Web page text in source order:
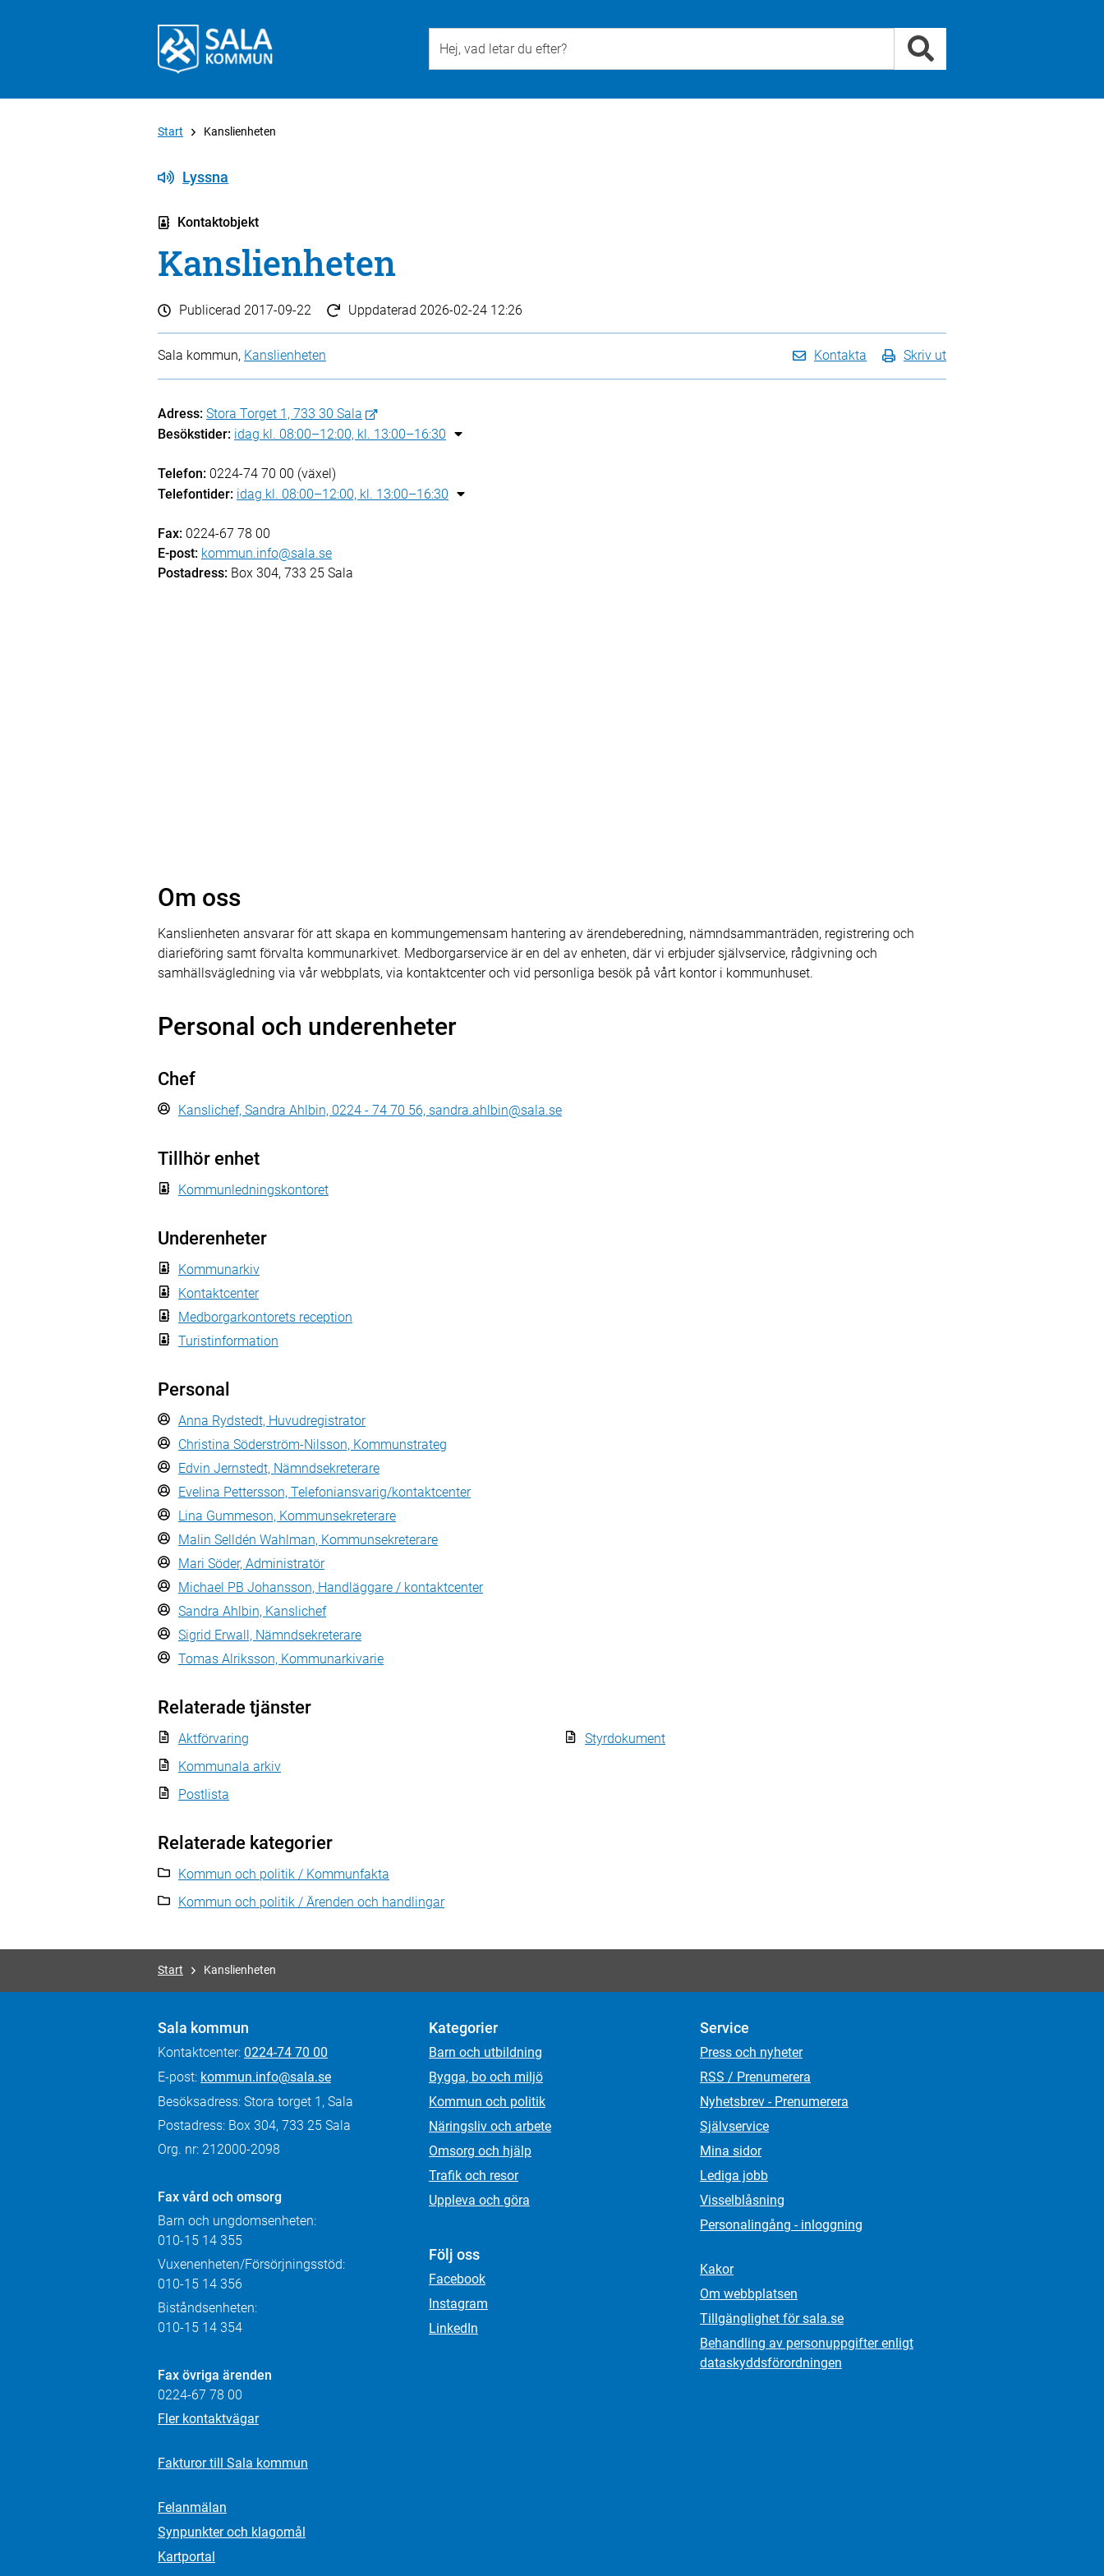
Start Kanslienheten
Lyssna
Kontaktobjekt
Kanslienheten
Publicerad 2017-09-22 Uppdaterad 2026-02-24 12:26
Sala kommun, Kanslienheten Kontakta Skriv ut
Adress: Stora Torget 1, 733 30 Sala
Besökstider: idag kl. 08:00–12:00, kl. 13:00–16:30
Telefon: 0224-74 70 00 (växel)
Telefontider: idag kl. 08:00–12:00, kl. 13:00–16:30
Fax: 0224-67 78 00
E-post: kommun.info@sala.se
Postadress: Box 304, 733 25 Sala
Om oss
Kanslienheten ansvarar för att skapa en kommungemensam hantering av ärendeberedning, nämndsammanträden, registrering och
diarieföring samt förvalta kommunarkivet. Medborgarservice är en del av enheten, där vi erbjuder självservice, rådgivning och
samhällsvägledning via vår webbplats, via kontaktcenter och vid personliga besök på vårt kontor i kommunhuset.
Personal och underenheter
Chef
Kanslichef, Sandra Ahlbin, 0224 - 74 70 56, sandra.ahlbin@sala.se
Tillhör enhet
Kommunledningskontoret
Underenheter
Kommunarkiv
Kontaktcenter
Medborgarkontorets reception
Turistinformation
Personal
Anna Rydstedt, Huvudregistrator
Christina Söderström-Nilsson, Kommunstrateg
Edvin Jernstedt, Nämndsekreterare
Evelina Pettersson, Telefoniansvarig/kontaktcenter
Lina Gummeson, Kommunsekreterare
Malin Selldén Wahlman, Kommunsekreterare
Mari Söder, Administratör
Michael PB Johansson, Handläggare / kontaktcenter
Sandra Ahlbin, Kanslichef
Sigrid Erwall, Nämndsekreterare
Tomas Alriksson, Kommunarkivarie
Relaterade tjänster
Aktförvaring
Kommunala arkiv
Postlista
Styrdokument
Relaterade kategorier
Kommun och politik / Kommunfakta
Kommun och politik / Ärenden och handlingar
Start Kanslienheten
Sala kommun
Kontaktcenter: 0224-74 70 00
E-post: kommun.info@sala.se
Besöksadress: Stora torget 1, Sala
Postadress: Box 304, 733 25 Sala
Org. nr: 212000-2098
Fax vård och omsorg
Barn och ungdomsenheten:
010-15 14 355
Vuxenenheten/Försörjningsstöd:
010-15 14 356
Biståndsenheten:
010-15 14 354
Fax övriga ärenden
0224-67 78 00
Fler kontaktvägar
Fakturor till Sala kommun
Felanmälan
Synpunkter och klagomål
Kartportal
Kategorier
Barn och utbildning
Bygga, bo och miljö
Kommun och politik
Näringsliv och arbete
Omsorg och hjälp
Trafik och resor
Uppleva och göra
Följ oss
Facebook
Instagram
LinkedIn
Service
Press och nyheter
RSS / Prenumerera
Nyhetsbrev - Prenumerera
Självservice
Mina sidor
Lediga jobb
Visselblåsning
Personalingång - inloggning
Kakor
Om webbplatsen
Tillgänglighet för sala.se
Behandling av personuppgifter enligt
dataskydds­förordningen